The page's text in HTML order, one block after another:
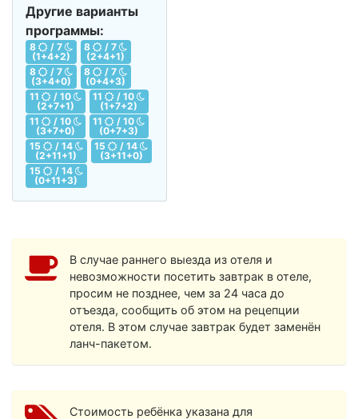
Другие варианты
программы:
8
/ 7
(1+4+2)
8
/ 7
(2+4+1)
8
/ 7
(3+4+0)
8
/ 7
(0+4+3)
11
/ 10
(2+7+1)
11
/ 10
(1+7+2)
11
/ 10
(3+7+0)
11
/ 10
(0+7+3)
15
/ 14
(2+11+1)
15
/ 14
(3+11+0)
15
/ 14
(0+11+3)
В случае раннего выезда из отеля и
невозможности посетить завтрак в отеле,
просим не позднее, чем за 24 часа до
отъезда, сообщить об этом на рецепции
отеля. В этом случае завтрак будет заменён
ланч-пакетом.
Стоимость ребёнка указана для